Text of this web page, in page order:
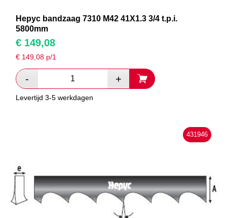
Hepyc bandzaag 7310 M42 41X1.3 3/4 t.p.i.
5800mm
€ 149,08
€ 149,08 p/1
Levertijd 3-5 werkdagen
431946